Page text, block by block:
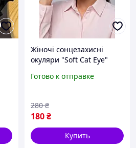
Жіночі сонцезахисні
окуляри "Soft Cat Eye"
зелений (4-143)
Готово к отправке
180₴
280 ₴
Купить